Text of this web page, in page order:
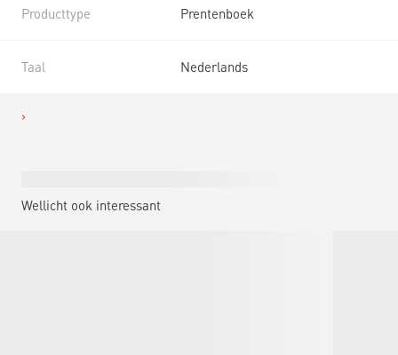
Producttype Prentenboek
Taal Nederlands
Wellicht ook interessant